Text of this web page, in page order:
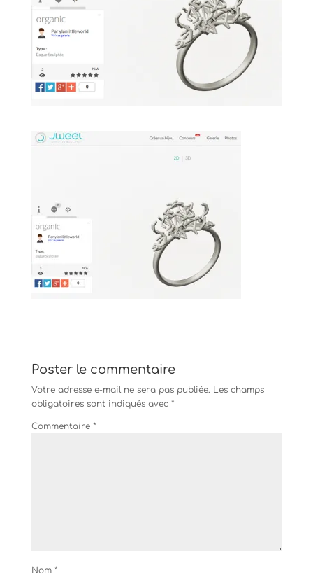
Poster le commentaire
Votre adresse e-mail ne sera pas publiée. Les champs
obligatoires sont indiqués avec *
Commentaire *
Nom *